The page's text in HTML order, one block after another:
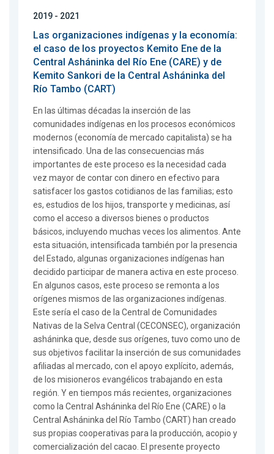
2019 - 2021
Las organizaciones indígenas y la economía:
el caso de los proyectos Kemito Ene de la
Central Asháninka del Río Ene (CARE) y de
Kemito Sankori de la Central Asháninka del
Río Tambo (CART)
En las últimas décadas la inserción de las
comunidades indígenas en los procesos económicos
modernos (economía de mercado capitalista) se ha
intensificado. Una de las consecuencias más
importantes de este proceso es la necesidad cada
vez mayor de contar con dinero en efectivo para
satisfacer los gastos cotidianos de las familias; esto
es, estudios de los hijos, transporte y medicinas, así
como el acceso a diversos bienes o productos
básicos, incluyendo muchas veces los alimentos. Ante
esta situación, intensificada también por la presencia
del Estado, algunas organizaciones indígenas han
decidido participar de manera activa en este proceso.
En algunos casos, este proceso se remonta a los
orígenes mismos de las organizaciones indígenas.
Este sería el caso de la Central de Comunidades
Nativas de la Selva Central (CECONSEC), organización
asháninka que, desde sus orígenes, tuvo como uno de
sus objetivos facilitar la inserción de sus comunidades
afiliadas al mercado, con el apoyo explícito, además,
de los misioneros evangélicos trabajando en esta
región. Y en tiempos más recientes, organizaciones
como la Central Asháninka del Río Ene (CARE) o la
Central Asháninka del Río Tambo (CART) han creado
sus propias cooperativas para la producción, acopio y
comercialización del cacao. El presente proyecto